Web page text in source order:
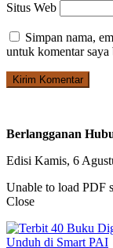
Situs Web
Simpan nama,
untuk komentar saya
Berlangganan
Edisi Kamis, 6
Unable to load PDF
Close